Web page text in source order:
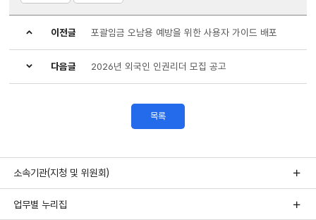
이전글 포괄임금 오남용 예방을 위한 사용자 가이드 배포
다음글 2026년 외국인 인권리더 모집 공고
목록
소속기관(지청 및 위원회)
업무별 누리집